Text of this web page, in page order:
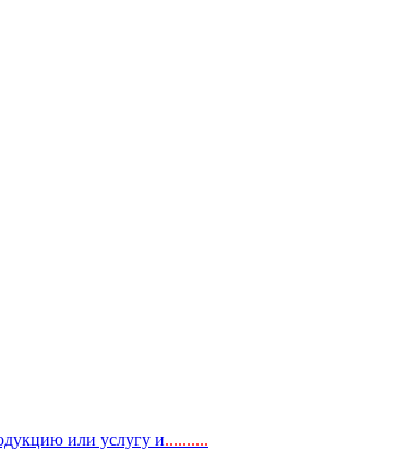
или услугу и..........